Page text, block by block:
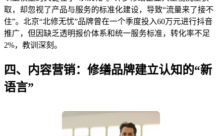
取，却忽视了产品与服务的标准化建设，导致“流量来了接不
住”。北京“北修无忧”品牌曾在一个季度投入60万元进行抖音
推广，但因缺乏透明报价体系和统一服务标准，转化率不足
2%，教训深刻。
四、内容营销：修缮品牌建立认知的“新
语言”